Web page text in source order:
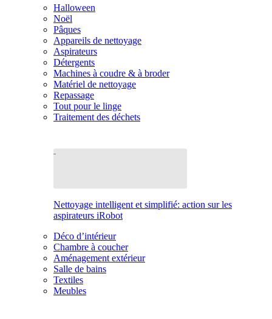
Halloween
Noël
Pâques
Appareils de nettoyage
Aspirateurs
Détergents
Machines à coudre & à broder
Matériel de nettoyage
Repassage
Tout pour le linge
Traitement des déchets
Nettoyage intelligent et simplifié: action sur les
aspirateurs iRobot
Déco d’intérieur
Chambre à coucher
Aménagement extérieur
Salle de bains
Textiles
Meubles